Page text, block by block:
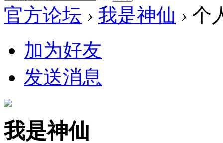
官方论坛 › 我是神仙 › 个
加为好友
发送消息
我是神仙